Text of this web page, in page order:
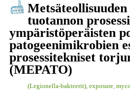
tuotannon
ympäristöperäisten
patogeenimikrobien
prosessitekniset
(MEPATO)
(Legionella-bakteerit) exposure